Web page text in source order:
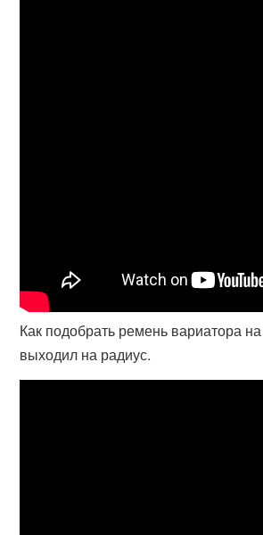
Как подобрать ремень вариатора
выходил на радиус.